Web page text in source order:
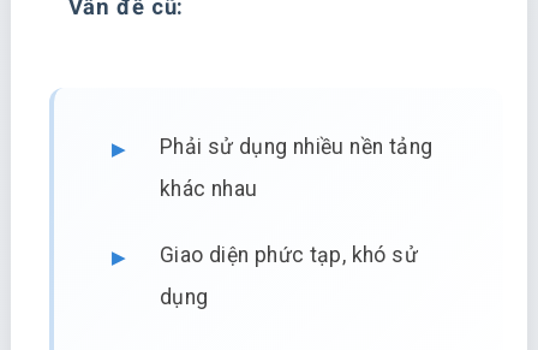
Vấn đề cũ:
Phải sử dụng nhiều nền tảng
khác nhau
Giao diện phức tạp, khó sử
dụng